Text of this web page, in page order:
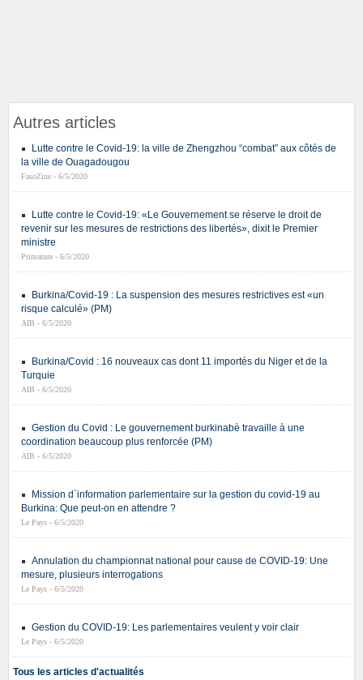
Autres articles
Lutte contre le Covid-19: la ville de Zhengzhou “combat” aux côtés de
la ville de Ouagadougou
FasoZine - 6/5/2020
Lutte contre le Covid-19: «Le Gouvernement se réserve le droit de
revenir sur les mesures de restrictions des libertés», dixit le Premier
ministre
Primature - 6/5/2020
Burkina/Covid-19 : La suspension des mesures restrictives est «un
risque calculé» (PM)
AIB - 6/5/2020
Burkina/Covid : 16 nouveaux cas dont 11 importés du Niger et de la
Turquie
AIB - 6/5/2020
Gestion du Covid : Le gouvernement burkinabè travaille à une
coordination beaucoup plus renforcée (PM)
AIB - 6/5/2020
Mission d`information parlementaire sur la gestion du covid-19 au
Burkina: Que peut-on en attendre ?
Le Pays - 6/5/2020
Annulation du championnat national pour cause de COVID-19: Une
mesure, plusieurs interrogations
Le Pays - 6/5/2020
Gestion du COVID-19: Les parlementaires veulent y voir clair
Le Pays - 6/5/2020
Tous les articles d'actualités